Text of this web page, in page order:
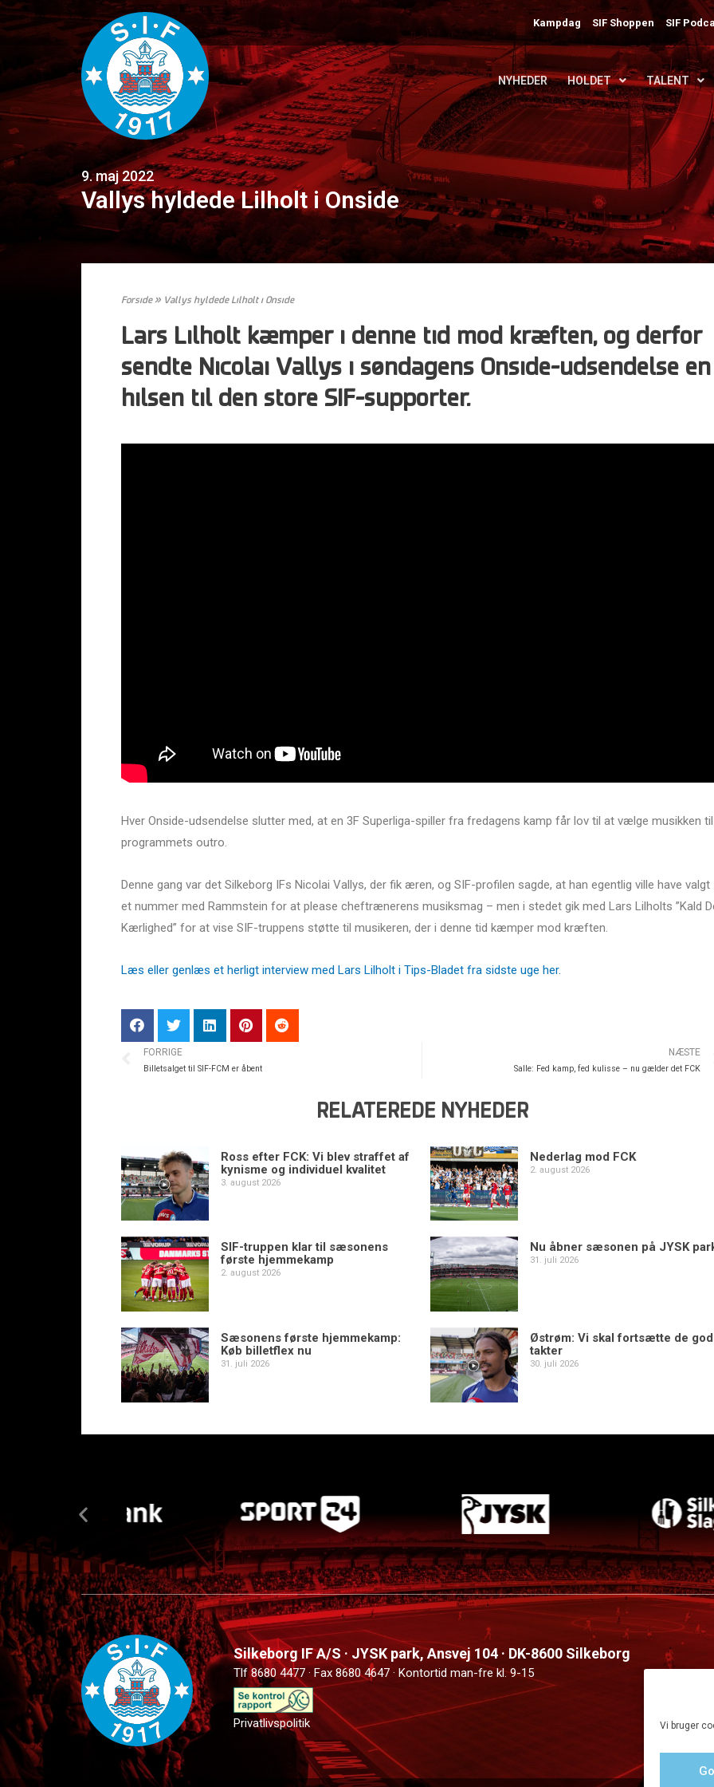
Vi bruger
Kampdag SIF Shoppen SIF
NYHEDER HOLDET TALENT
9. maj 2022
Vallys hyldede Lilholt i Onside
Forside» Vallys hyldede Lilholt i Onside
Lars Lilholt kæmper i denne tid mod kræften, og derfor
sendte Nicolai Vallys i søndagens Onside-udsendelse en
hilsen til den store SIF-supporter.
Hver Onside-udsendelse slutter med, at en 3F Superliga-spiller fra fredagens kamp får lov til at vælge musikken til
programmets outro.
Denne gang var det Silkeborg IFs Nicolai Vallys, der fik æren, og SIF-profilen sagde, at han egentlig ville have valgt
et nummer med Rammstein for at please cheftrænerens musiksmag – men i stedet gik med Lars Lilholts ”Kald
Kærlighed” for at vise SIF-truppens støtte til musikeren, der i denne tid kæmper mod kræften.
Læs eller genlæs et herligt interview med Lars Lilholt i Tips-Bladet fra sidste uge her.
FORRIGE
Billetsalget til SIF-FCM er åbent
NÆSTE
Salle: Fed kamp, fed kulisse – nu gælder det FCK
RELATEREDE NYHEDER
Ross efter FCK: Vi blev straffet af
kynisme og individuel kvalitet
3. august 2026
Nederlag mod FCK
2. august 2026
SIF-truppen klar til sæsonens
første hjemmekamp
2. august 2026
Nu åbner sæsonen på JYSK
31. juli 2026
Sæsonens første hjemmekamp:
Køb billetflex nu
31. juli 2026
Østrøm: Vi skal fortsætte de
takter
30. juli 2026
Silkeborg IF A/S · JYSK park, Ansvej 104 · DK-8600 Silkeborg
Tlf 8680 4477 · Fax 8680 4647 · Kontortid man-fre kl. 9-15
Privatlivspolitik